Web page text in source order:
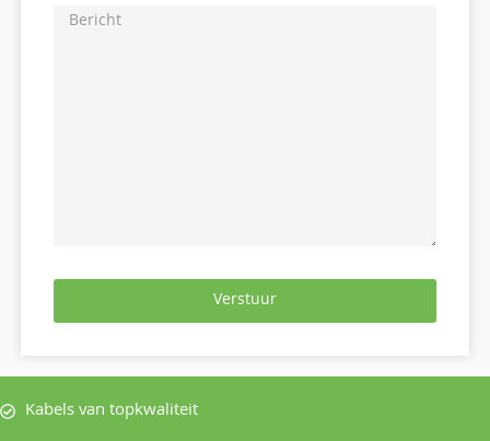
Verstuur
Kabels van topkwaliteit